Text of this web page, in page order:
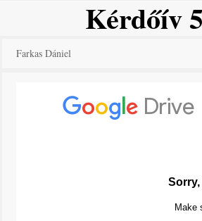
Kérdőív
Farkas Dániel